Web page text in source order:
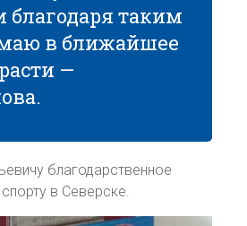
благодаря таким
в ближайшее
—
благодарственное
в Северске.